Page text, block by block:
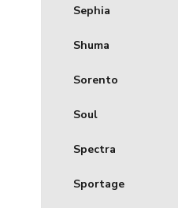
Sephia
Shuma
Sorento
Soul
Spectra
Sportage